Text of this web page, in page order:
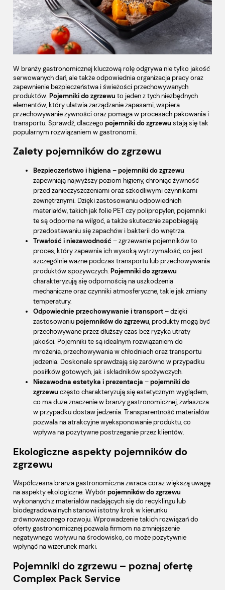
W branży gastronomicznej kluczową rolę odgrywa nie tylko jakość
serwowanych dań, ale także odpowiednia organizacja pracy oraz
zapewnienie bezpieczeństwa i świeżości przechowywanych
produktów. Pojemniki do zgrzewu to jeden z tych niezbędnych
elementów, który ułatwia zarządzanie zapasami, wspiera
przechowywanie żywności oraz pomaga w procesach pakowania i
transportu. Sprawdź, dlaczego pojemniki do zgrzewu stają się tak
popularnym rozwiązaniem w gastronomii.
Zalety pojemników do zgrzewu
Bezpieczeństwo i higiena –pojemniki do zgrzewu
zapewniają najwyższy poziom higieny, chroniąc żywność
przed zanieczyszczeniami oraz szkodliwymi czynnikami
zewnętrznymi. Dzięki zastosowaniu odpowiednich
materiałów, takich jak folie PET czy polipropylen, pojemniki
te są odporne na wilgoć, a także skutecznie zapobiegają
przedostawaniu się zapachów i bakterii do wnętrza.
Trwałość i niezawodność – zgrzewanie pojemników to
proces, który zapewnia ich wysoką wytrzymałość, co jest
szczególnie ważne podczas transportu lub przechowywania
produktów spożywczych. Pojemniki do zgrzewu
charakteryzują się odpornością na uszkodzenia
mechaniczne oraz czynniki atmosferyczne, takie jak zmiany
temperatury.
Odpowiednie przechowywanie i transport– dzięki
zastosowaniupojemników do zgrzewu, produkty mogą być
przechowywane przez dłuższy czas bez ryzyka utraty
jakości. Pojemniki te są idealnym rozwiązaniem do
mrożenia, przechowywania w chłodniach oraz transportu
jedzenia. Doskonale sprawdzają się zarówno w przypadku
posiłków gotowych, jak i składników spożywczych.
Niezawodna estetyka i prezentacja –pojemniki do
zgrzewu często charakteryzują się estetycznym wyglądem,
co ma duże znaczenie w branży gastronomicznej, zwłaszcza
w przypadku dostaw jedzenia. Transparentność materiałów
pozwala na atrakcyjne wyeksponowanie produktu, co
wpływa na pozytywne postrzeganie przez klientów.
Ekologiczne aspekty pojemników do
zgrzewu
Współczesna branża gastronomiczna zwraca coraz większą uwagę
na aspekty ekologiczne. Wybórpojemników do zgrzewu
wykonanych z materiałów nadających się do recyklingu lub
biodegradowalnych stanowi istotny krok w kierunku
zrównoważonego rozwoju. Wprowadzenie takich rozwiązań do
oferty gastronomicznej pozwala firmom na zmniejszenie
negatywnego wpływu na środowisko, co może pozytywnie
wpłynąć na wizerunek marki.
Pojemniki do zgrzewu – poznaj ofertę
Complex Pack Service